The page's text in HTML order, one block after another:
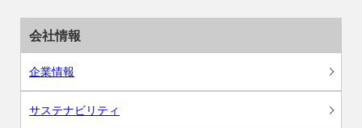
会社情報
企業情報
サステナビリティ